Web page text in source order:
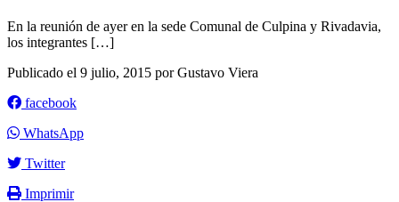
En la reunión de ayer en la sede Comunal de Culpina y Rivadavia,
los integrantes […]
Publicado el 9 julio, 2015 por Gustavo Viera
facebook
WhatsApp
Twitter
Imprimir